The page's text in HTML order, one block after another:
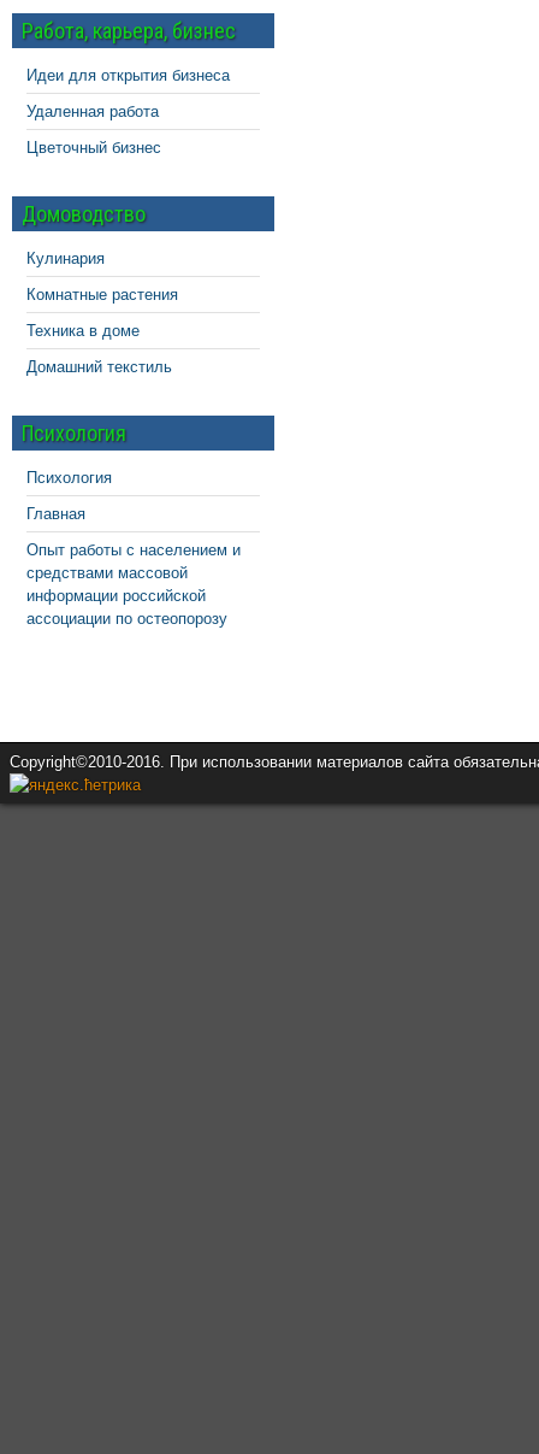
Работа, карьера, бизнес
Идеи для открытия бизнеса
Удаленная работа
Цветочный бизнес
Домоводство
Кулинария
Комнатные растения
Техника в доме
Домашний текстиль
Психология
Психология
Главная
Опыт работы с населением и
средствами массовой
информации российской
ассоциации по остеопорозу
Copyright©2010-2016. При использовании материалов сайта